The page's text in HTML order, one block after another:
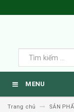
MENU
Trang chủ
SẢN